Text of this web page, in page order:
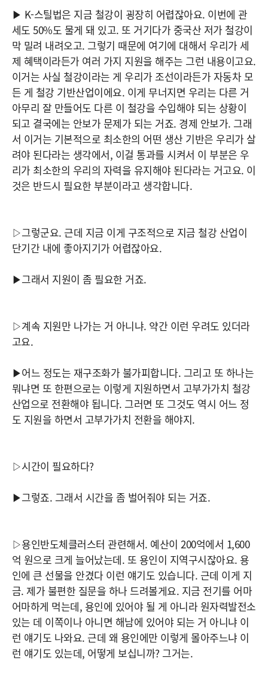
▶ K-스틸법은 지금 철강이 굉장히 어렵잖아요. 이번에 관
세도 50%도 물게 돼 있고. 또 거기다가 중국산 저가 철강이
막 밀려 내려오고. 그렇기 때문에 여기에 대해서 우리가 세
제 혜택이라든가 여러 가지 지원을 해주는 그런 내용이고요.
이거는 사실 철강이라는 게 우리가 조선이라든가 자동차 모
든 게 철강 기반산업이에요. 이게 무너지면 우리는 다른 거
아무리 잘 만들어도 다른 이 철강을 수입해야 되는 상황이
되고 결국에는 안보가 문제가 되는 거죠. 경제 안보가. 그래
서 이거는 기본적으로 최소한의 어떤 생산 기반은 우리가 살
려야 된다라는 생각에서, 이걸 통과를 시켜서 이 부분은 우
리가 최소한의 우리의 자력을 유지해야 된다라는 거고요. 이
것은 반드시 필요한 부분이라고 생각합니다.
▷그렇군요. 근데 지금 이게 구조적으로 지금 철강 산업이
단기간 내에 좋아지기가 어렵잖아요.
▶그래서 지원이 좀 필요한 거죠.
▷계속 지원만 나가는 거 아니냐. 약간 이런 우려도 있더라
고요.
▶어느 정도는 재구조화가 불가피합니다. 그리고 또 하나는
뭐냐면 또 한편으로는 이렇게 지원하면서 고부가가치 철강
산업으로 전환해야 됩니다. 그러면 또 그것도 역시 어느 정
도 지원을 하면서 고부가가치 전환을 해야지.
▷시간이 필요하다?
▶그렇죠. 그래서 시간을 좀 벌어줘야 되는 거죠.
▷용인반도체클러스터 관련해서. 예산이 200억에서 1,600
억 원으로 크게 늘어났는데. 또 용인이 지역구시잖아요. 용
인에 큰 선물을 안겼다 이런 얘기도 있습니다. 근데 이게 지
금. 제가 불편한 질문을 하나 드려볼게요. 지금 전기를 어마
어마하게 먹는데, 용인에 있어야 될 게 아니라 원자력발전소
있는 데 이쪽이나 아니면 해남에 있어야 되는 거 아니냐 이
런 얘기도 나와요. 근데 왜 용인에만 이렇게 몰아주느냐 이
런 얘기도 있는데, 어떻게 보십니까? 그거는.